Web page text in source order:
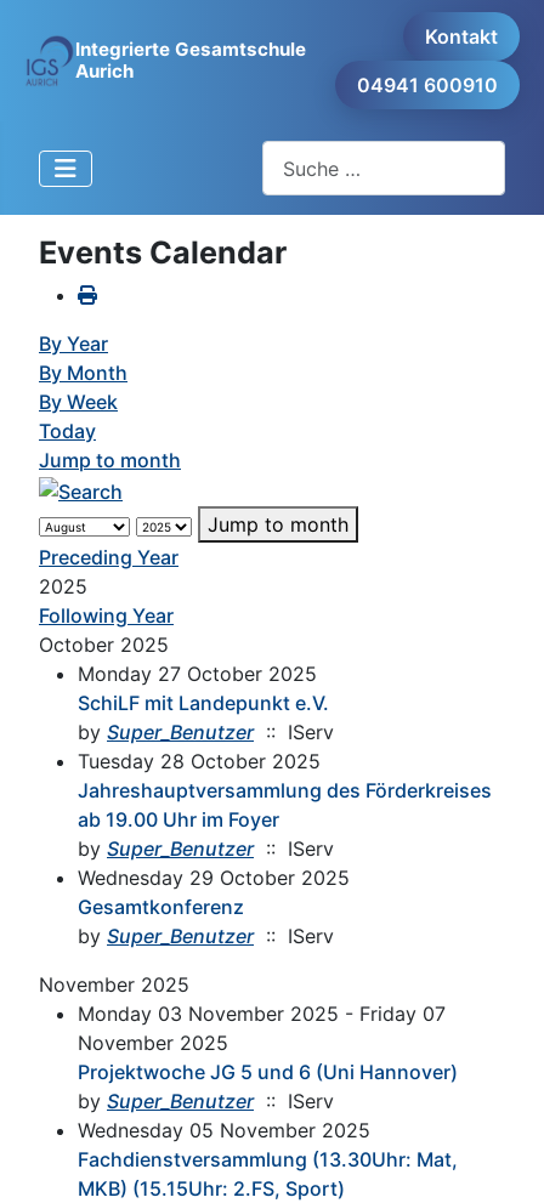
Integrierte Gesamtschule
Aurich
Kontakt
04941 600910
Events Calendar
By Year
By Month
By Week
Today
Jump to month
Jump to month
Preceding Year
2025
Following Year
October 2025
Monday 27 October 2025
SchiLF mit Landepunkt e.V.
by Super_Benutzer:: IServ
Tuesday 28 October 2025
Jahreshauptversammlung des Förderkreises
ab 19.00 Uhr im Foyer
by Super_Benutzer:: IServ
Wednesday 29 October 2025
Gesamtkonferenz
by Super_Benutzer:: IServ
November 2025
Monday 03 November 2025 - Friday 07
November 2025
Projektwoche JG 5 und 6 (Uni Hannover)
by Super_Benutzer:: IServ
Wednesday 05 November 2025
Fachdienstversammlung (13.30Uhr: Mat,
MKB) (15.15Uhr: 2.FS, Sport)